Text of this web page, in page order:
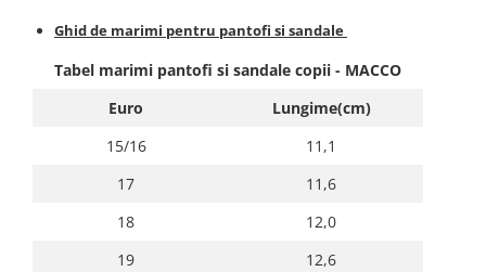
Ghid de marimi pentru pantofi si sandale
Tabel marimi pantofi si sandale copii - MACCO
Euro
Lungime(cm)
15/16
11,1
17
11,6
18
12,0
19
12,6